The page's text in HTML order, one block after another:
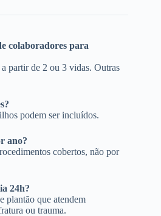
colaboradores para
partir de 2 ou 3 vidas. Outras
podem ser incluídos.
ano?
cobertos, não por
24h?
plantão que atendem
ou trauma.